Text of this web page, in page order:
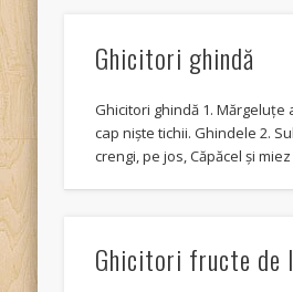
Ghicitori ghindă
Ghicitori ghindă 1. Mărgeluţe
cap nişte tichii. Ghindele 2.
crengi, pe jos, Căpăcel şi
Ghicitori fructe de